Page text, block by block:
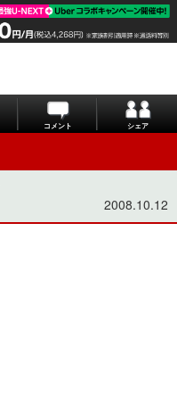
コメント シェア
2008.10.12